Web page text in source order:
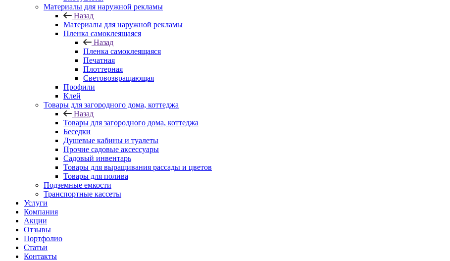
Материалы для наружной рекламы
Назад
Материалы для наружной рекламы
Пленка самоклеящаяся
Назад
Пленка самоклеящаяся
Печатная
Плоттерная
Световозвращающая
Профили
Клей
Товары для загородного дома, коттеджа
Назад
Товары для загородного дома, коттеджа
Беседки
Душевые кабины и туалеты
Прочие садовые аксессуары
Садовый инвентарь
Товары для выращивания рассады и цветов
Товары для полива
Подземные емкости
Транспортные кассеты
Услуги
Компания
Акции
Отзывы
Портфолио
Статьи
Контакты